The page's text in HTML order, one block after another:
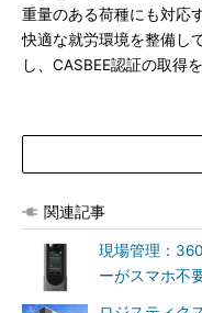
重量のある荷種にも対応
快適な就労環境を整備し
し、CASBEE認証の取得
関連記事
現場管理：
ーがスマホ不